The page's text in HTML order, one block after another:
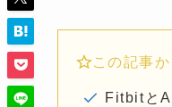
この記事
Fitbitと